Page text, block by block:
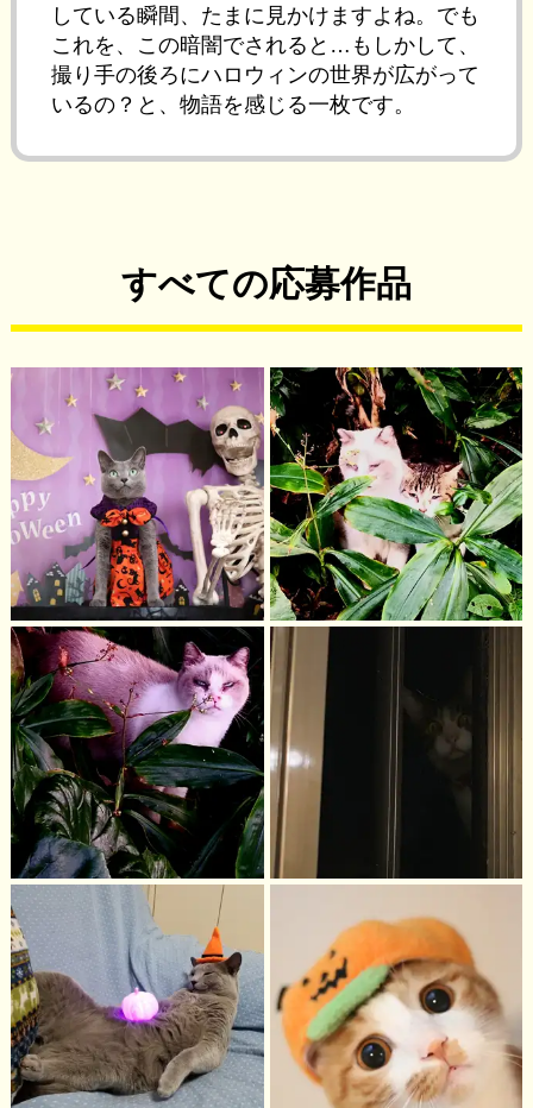
している瞬間、たまに見かけますよね。でも
これを、この暗闇でされると…もしかして、
撮り手の後ろにハロウィンの世界が広がって
いるの？と、物語を感じる一枚です。
すべての応募作品